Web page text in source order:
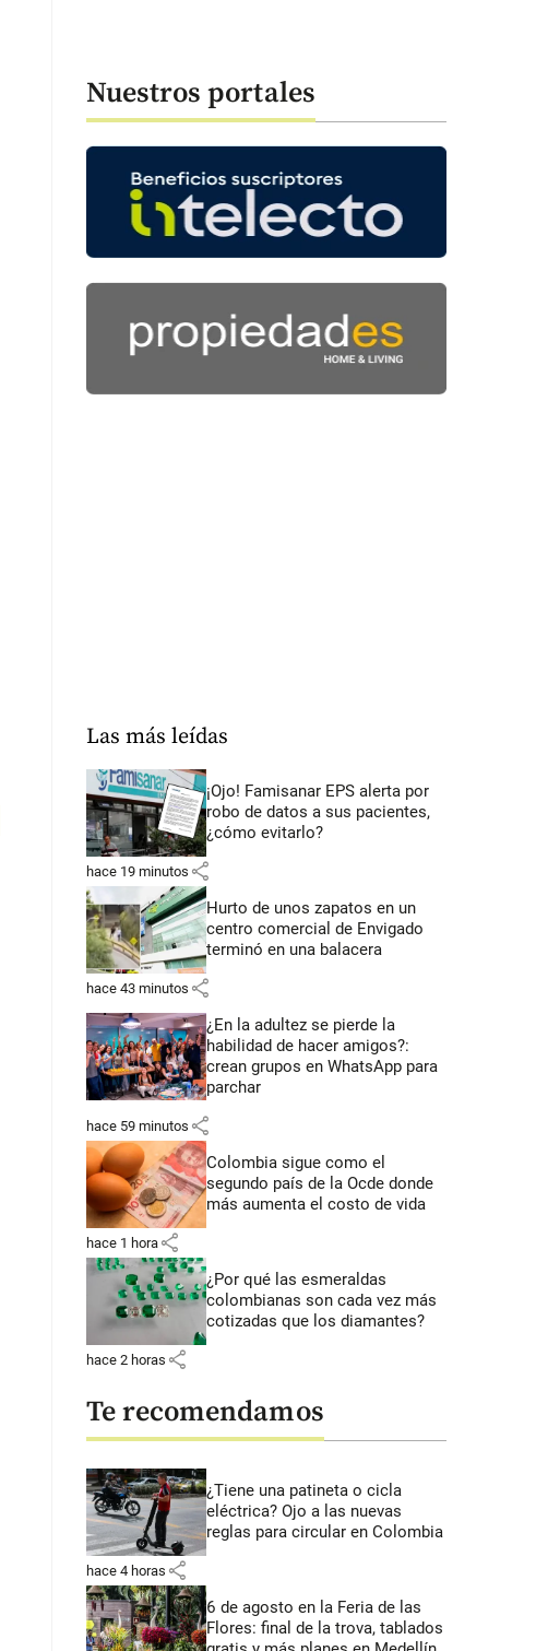
Nuestros portales
Las más leídas
¡Ojo! Famisanar EPS alerta por
robo de datos a sus pacientes,
¿cómo evitarlo?
hace 19 minutos share
Hurto de unos zapatos en un
centro comercial de Envigado
terminó en una balacera
hace 43 minutos share
¿En la adultez se pierde la
habilidad de hacer amigos?:
crean grupos en WhatsApp para
parchar
hace 59 minutos share
Colombia sigue como el
segundo país de la Ocde donde
más aumenta el costo de vida
hace 1 hora share
¿Por qué las esmeraldas
colombianas son cada vez más
cotizadas que los diamantes?
hace 2 horas share
Te recomendamos
¿Tiene una patineta o cicla
eléctrica? Ojo a las nuevas
reglas para circular en Colombia
hace 4 horas share
6 de agosto en la Feria de las
Flores: final de la trova, tablados